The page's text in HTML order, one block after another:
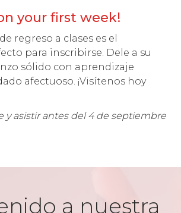
your first week!
regreso a clases es el
para inscribirse. Dele a su
sólido con aprendizaje
afectuoso. ¡Visítenos hoy
y asistir antes del 4 de septiembre
a nuestra